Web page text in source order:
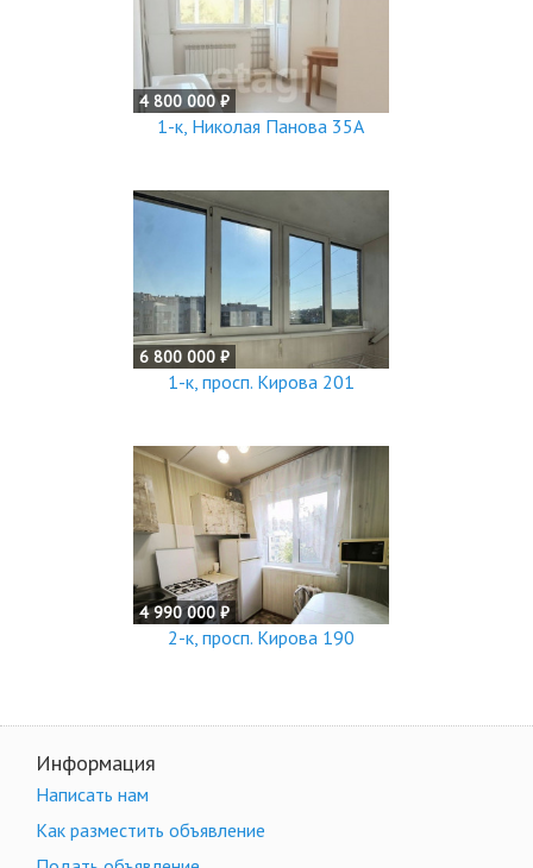
4 800 000 ₽
1-к, Николая Панова 35А
6 800 000 ₽
1-к, просп. Кирова 201
4 990 000 ₽
2-к, просп. Кирова 190
Информация
Написать нам
Как разместить объявление